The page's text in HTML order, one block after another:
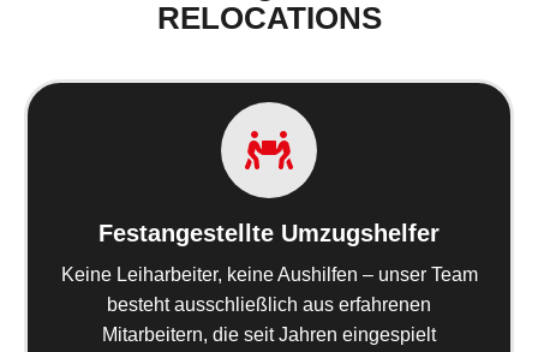
RELOCATIONS
Festangestellte Umzugshelfer
Keine Leiharbeiter, keine Aushilfen – unser Team
besteht ausschließlich aus erfahrenen
Mitarbeitern, die seit Jahren eingespielt